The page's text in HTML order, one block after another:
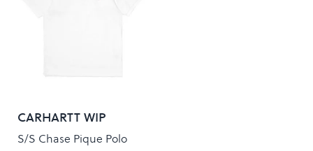
CARHARTT WIP
S/S Chase Pique Polo